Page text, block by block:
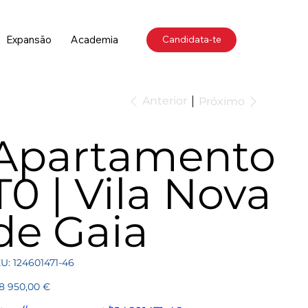
Expansão Academia Candidata-te
Anterior Próximo
| Vila Nova
Gaia
SKU
124601471-
124601471-46
950,00 €